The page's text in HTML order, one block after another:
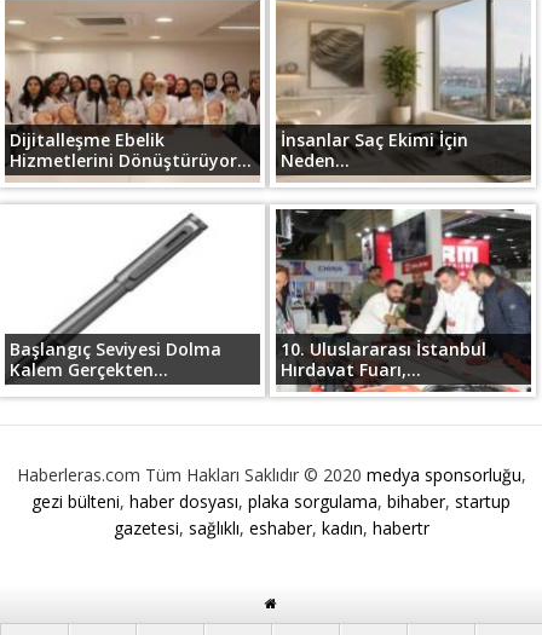
Dijitalleşme Ebelik
Hizmetlerini Dönüştürüyor...
İnsanlar Saç Ekimi İçin
Neden...
Başlangıç Seviyesi Dolma
Kalem Gerçekten...
10. Uluslararası İstanbul
Hırdavat Fuarı,...
Haberleras.com Tüm Hakları Saklıdır © 2020 medya sponsorluğu,
gezi bülteni, haber dosyası, plaka sorgulama, bihaber, startup
gazetesi, sağlıklı, eshaber, kadın, habertr